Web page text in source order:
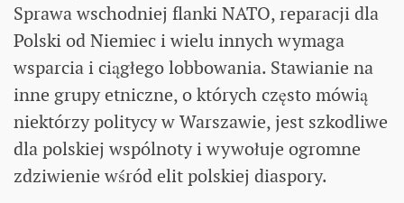
Sprawa wschodniej flanki NATO, reparacji dla
Polski od Niemiec i wielu innych wymaga
wsparcia i ciągłego lobbowania. Stawianie na
inne grupy etniczne, o których często mówią
niektórzy politycy w Warszawie, jest szkodliwe
dla polskiej wspólnoty i wywołuje ogromne
zdziwienie wśród elit polskiej diaspory.